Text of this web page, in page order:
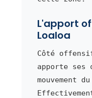
L'apport
Loaloa
Côté
apporte ses
mouvement